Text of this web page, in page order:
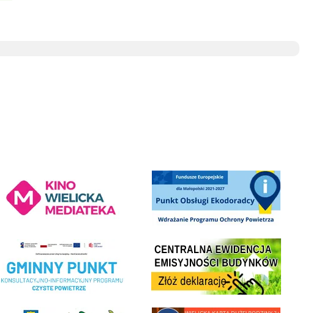
Punkt Obsługi Ekodoradcy Wieliczka
Realizacja Programu Czyste Powietrze w Gminie WieliczkaCentrala Ewidencja Emisyjności Budynków - złóż
link do strony Gminnej Rady Seniorow - Wieliczka link do strony - Wielicka Karta Dużej Rodziny